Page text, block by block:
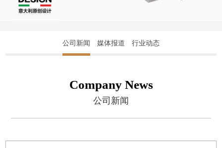
公司新闻 媒体报道 行业动态
Company News
公司新闻